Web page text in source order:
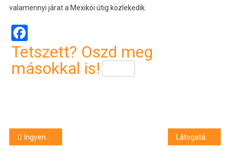
valamennyi járat a Mexikói útig közlekedik.
Facebook
Tetszett? Oszd meg
másokkal is!
Bejegyzés
Ingyenes szűrővizsgálatokat szerveznek Debrecenben